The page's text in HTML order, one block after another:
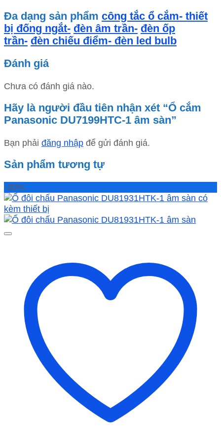
Đa dạng sản phẩm công tắc ổ cắm- thiết
bị đống ngắt- đèn âm trần- đèn ốp
trần- đèn chiếu điểm- đèn led bulb
Đánh giá
Chưa có đánh giá nào.
Hãy là người đầu tiên nhận xét “Ổ cắm
Panasonic DU7199HTC-1 âm sàn”
Bạn phải đăng nhập để gửi đánh giá.
Sản phẩm tương tự
-30%